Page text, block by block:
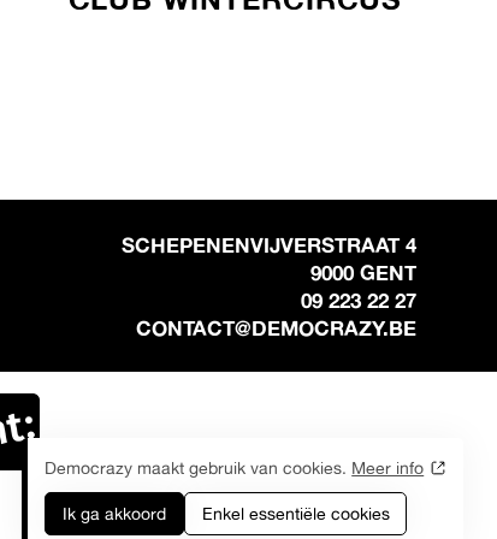
Democrazy maakt gebruik van cookies. Meer info
Ik ga akkoord Enkel essentiële cookies
SCHEPENENVIJVERSTRAAT 4
9000 GENT
09 223 22 27
CONTACT@DEMOCRAZY.BE